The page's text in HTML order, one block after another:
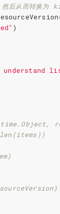
从而转换为
)
understand